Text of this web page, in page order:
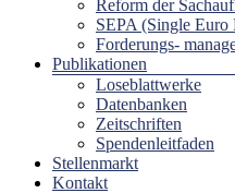
Reform der
SEPA (Single Euro
Forderungs-
Publikationen
Loseblattwerke
Datenbanken
Zeitschriften
Spendenleitfaden
Stellenmarkt
Kontakt